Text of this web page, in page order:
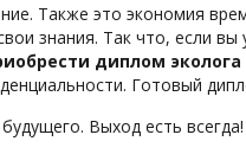
Также это экономия
знания. Так что, если
диплом эколога
Готовый
Выход есть